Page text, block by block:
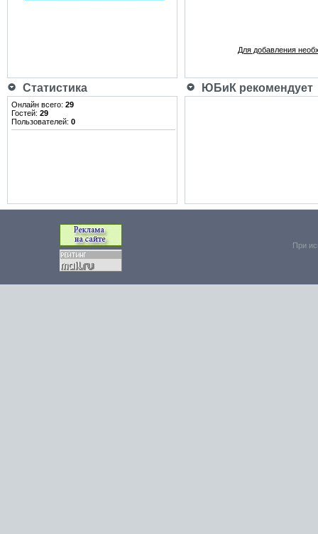
Для добавления
Статистика ЮБиК рекомендует
Онлайн всего: 29
Гостей: 29
Пользователей: 0
При